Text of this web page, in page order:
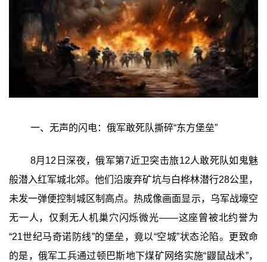
一、无声的闪电：俄军敢死队撕碎“东方堡垒”
8月12日深夜，俄军第7近卫突击旅12人敢死队如鬼魅
般潜入红军城北郊。他们沿废弃矿坑与白桦林潜行28公里，
未发一弹便控制城区制高点。热成像画面显示，乌军战壕空
无一人，仅剩无人机巢穴闪烁微光——这座曾被北约誉为
“21世纪马奇诺防线”的堡垒，竟以“空城”状态沦陷。更致命
的是，俄军工兵通过顿巴斯地下煤矿网络实施“鼹鼠战术”，